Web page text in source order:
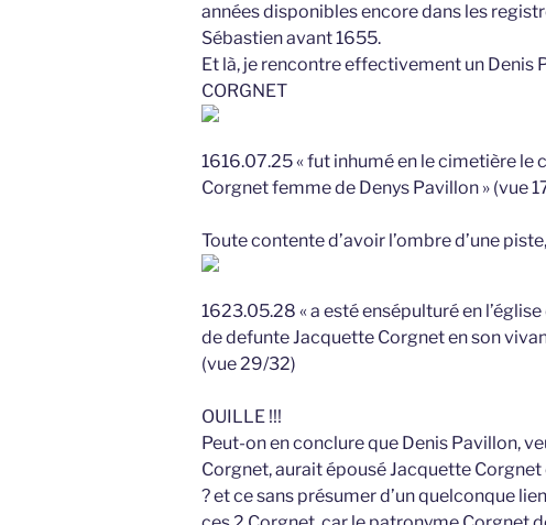
années disponibles encore dans les
Sébastien avant 1655.
Et là, je rencontre effectivement un Denis
CORGNET
1616.07.25 « fut inhumé en le cimetière le
Corgnet femme de Denys Pavillon » (vue
Toute contente d’avoir l’ombre d’une
1623.05.28 « a esté ensépulturé en
de defunte Jacquette Corgnet en son
(vue 29/32)
OUILLE !!!
Peut-on en conclure que Denis Pavillon,
Corgnet, aurait épousé Jacquette
? et ce sans présumer d’un quelconque